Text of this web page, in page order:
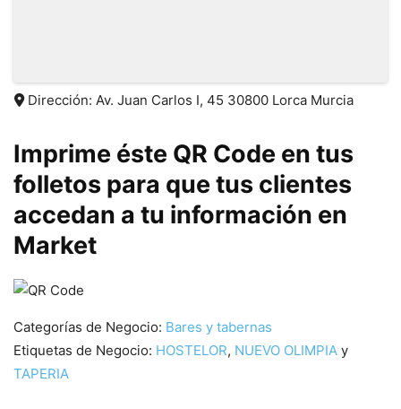
Dirección: Av. Juan Carlos I, 45 30800 Lorca Murcia
Imprime éste QR Code en tus
folletos para que tus clientes
accedan a tu información en
Market
Categorías de Negocio: Bares y tabernas
Etiquetas de Negocio: HOSTELOR, NUEVO OLIMPIA y
TAPERIA